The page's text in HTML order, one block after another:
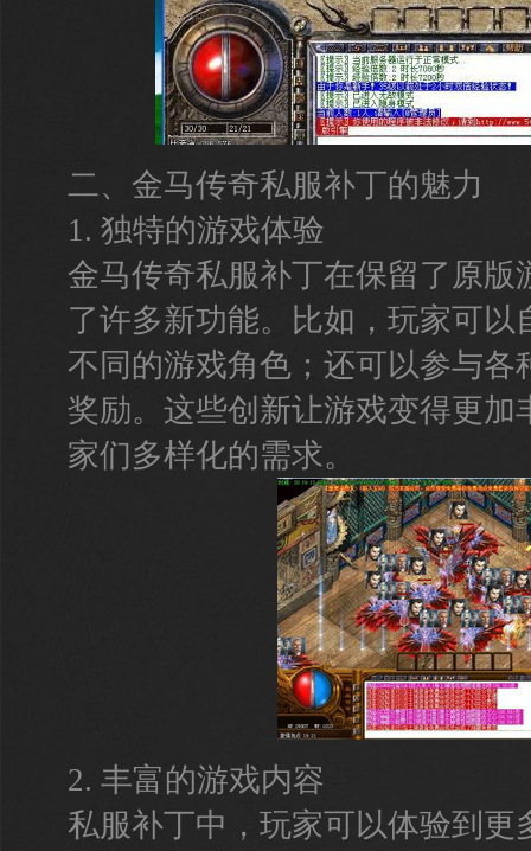
二、金马传奇私服补丁的魅力
1. 独特的游戏体验
金马传奇私服补丁在保留了原版
了许多新功能。比如，玩家可以
不同的游戏角色；还可以参与各
奖励。这些创新让游戏变得更加
家们多样化的需求。
2. 丰富的游戏内容
私服补丁中，玩家可以体验到更